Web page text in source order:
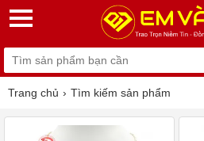
Trang chủ Tìm kiếm sản phẩm